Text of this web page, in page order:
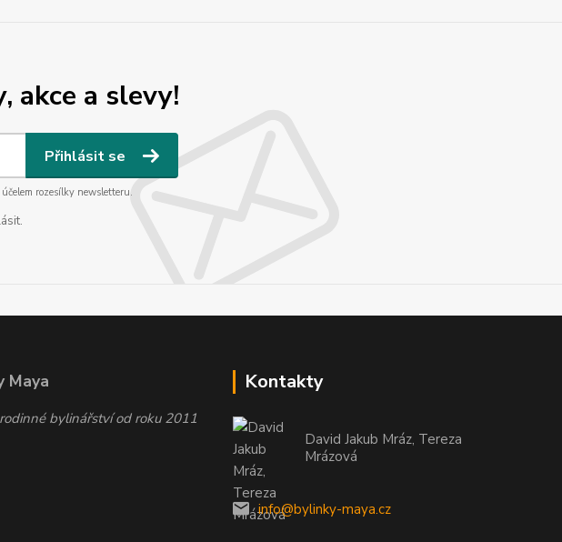
akce a slevy!
Přihlásit se
rozesílky newsletteru.
Maya
bylinářství od roku 2011
Kontakty
David Jakub Mráz, Tereza
Mrázová
info@bylinky-maya.cz